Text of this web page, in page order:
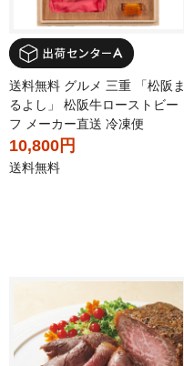
送料無料 グルメ 三重 「松阪ま
るよし」 松阪牛ローストビー
フ メーカー直送 冷凍便
10,800円
送料無料